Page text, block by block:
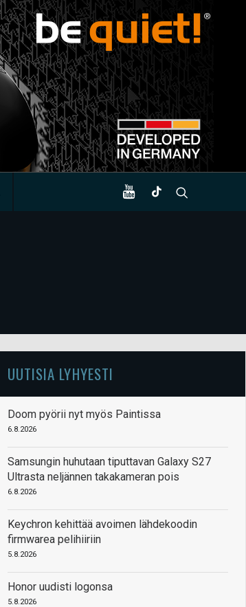
UUTISIA LYHYESTI
Doom pyörii nyt myös Paintissa
6.8.2026
Samsungin huhutaan tiputtavan Galaxy S27
Ultrasta neljännen takakameran pois
6.8.2026
Keychron kehittää avoimen lähdekoodin
firmwarea pelihiiriin
5.8.2026
Honor uudisti logonsa
5.8.2026